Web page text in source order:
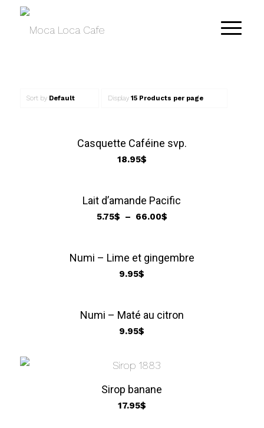
Sort by Default Display 15 Products per page
Casquette Caféine svp.
18.95$
Lait d’amande Pacific
5.75$ – 66.00$Plage
5.75$
Numi – Lime et gingembre
9.95$
Numi – Maté au citron
9.95$
Sirop banane
17.95$